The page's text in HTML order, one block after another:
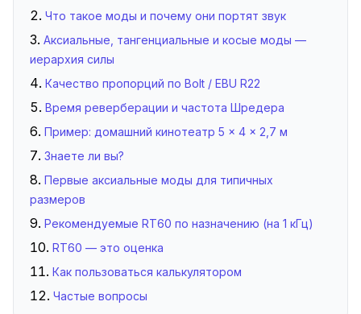
Что такое моды и почему они портят звук
Аксиальные, тангенциальные и косые моды —
иерархия силы
Качество пропорций по Bolt / EBU R22
Время реверберации и частота Шредера
Пример: домашний кинотеатр 5 × 4 × 2,7 м
Знаете ли вы?
Первые аксиальные моды для типичных
размеров
Рекомендуемые RT60 по назначению (на 1 кГц)
RT60 — это оценка
Как пользоваться калькулятором
Частые вопросы